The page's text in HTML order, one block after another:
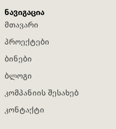
ნავიგაცია
მთავარი
პროექტები
ბინები
ბლოგი
კომპანიის შესახებ
კონტაქტი